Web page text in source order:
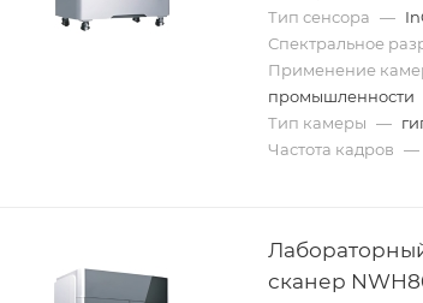
Тип сенсора —
Спектральное
Применение
промышленности
Тип камеры —
Частота кадров —
сканер